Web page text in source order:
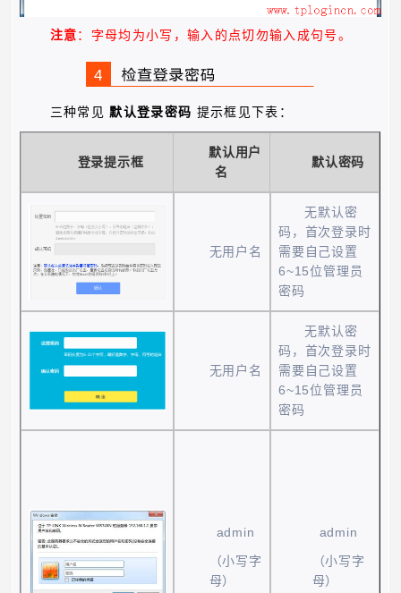
注意 ：字母均为小写，输入的点切勿输入成句号。
三种常见 默认登录密码 提示框见下表：
登录提示框
默认用户
名
默认密码
无用户名
无默认密
码，首次登录时
需要自己设置
6~15位管理员
密码
无用户名
无默认密
码，首次登录时
需要自己设置
6~15位管理员
密码
admin
（小写字
母）
admin
（小写字
母）